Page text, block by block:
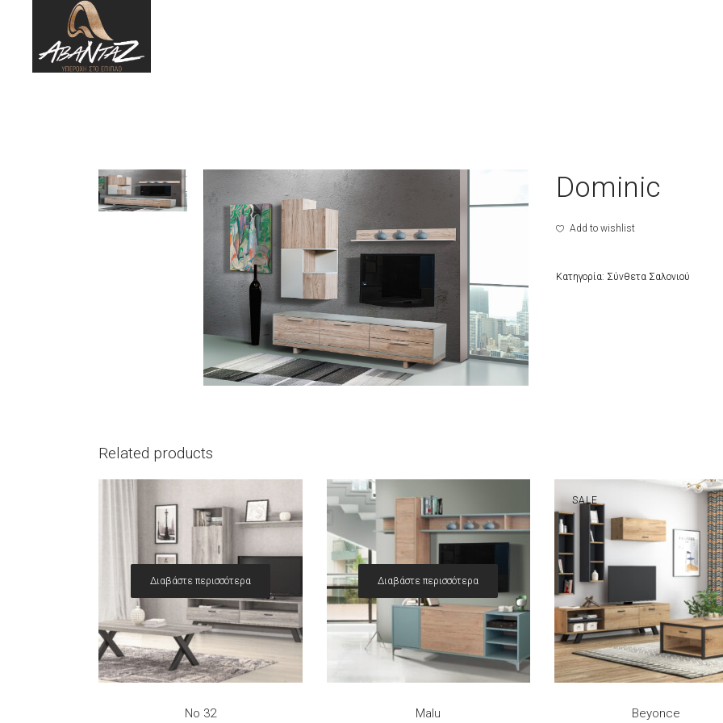
Dominic
Add to wishlist
Κατηγορία: Σύνθετα Σαλονιού
Related products
Quick View
Διαβάστε περισσότερα
Quick View
Νο 32
Διαβάστε περισσότερα
Quick View
Malu
SALE
Προσθήκη στο καλάθι
Beyonce